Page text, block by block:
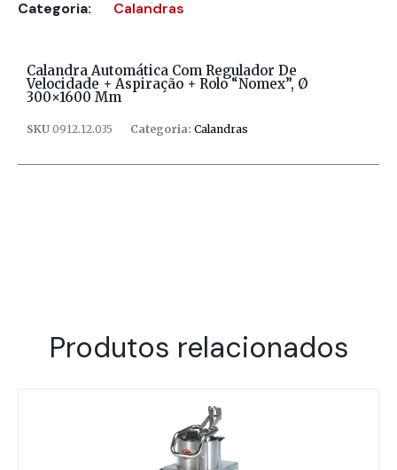
Categoria:
Calandras
Calandra Automática Com Regulador De
Velocidade + Aspiração + Rolo “Nomex”, Ø
300×1600 Mm
SKU 0912.12.035 Categoria: Calandras
Produtos relacionados